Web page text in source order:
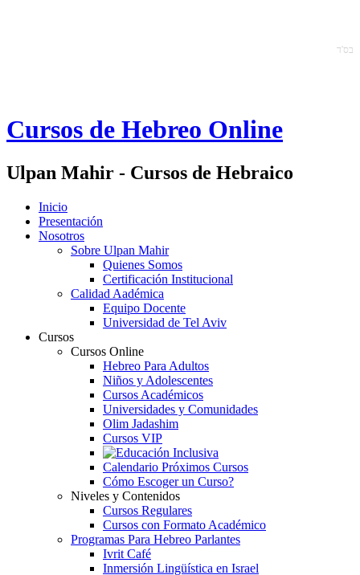
בס'ד
Cursos de Hebreo Online
Ulpan Mahir - Cursos de Hebraico
Inicio
Presentación
Nosotros
Sobre Ulpan Mahir
Quienes Somos
Certificación Institucional
Calidad Aadémica
Equipo Docente
Universidad de Tel Aviv
Cursos
Cursos Online
Hebreo Para Adultos
Niños y Adolescentes
Cursos Académicos
Universidades y Comunidades
Olim Jadashim
Cursos VIP
Calendario Próximos Cursos
Cómo Escoger un Curso?
Niveles y Contenidos
Cursos Regulares
Cursos con Formato Académico
Programas Para Hebreo Parlantes
Ivrit Café
Inmersión Lingüística en Israel